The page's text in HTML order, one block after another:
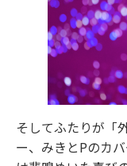
そしてふたりが「
ー、みきとPのカ